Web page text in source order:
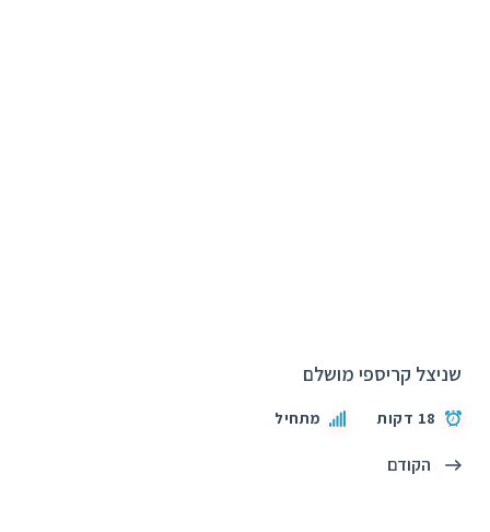
שניצל קריספי מושלם
18 דקות מתחיל